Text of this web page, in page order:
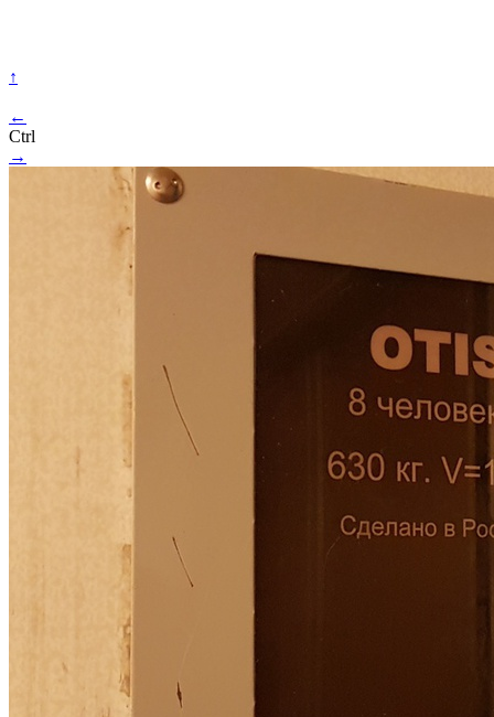
↑
←
Ctrl
→